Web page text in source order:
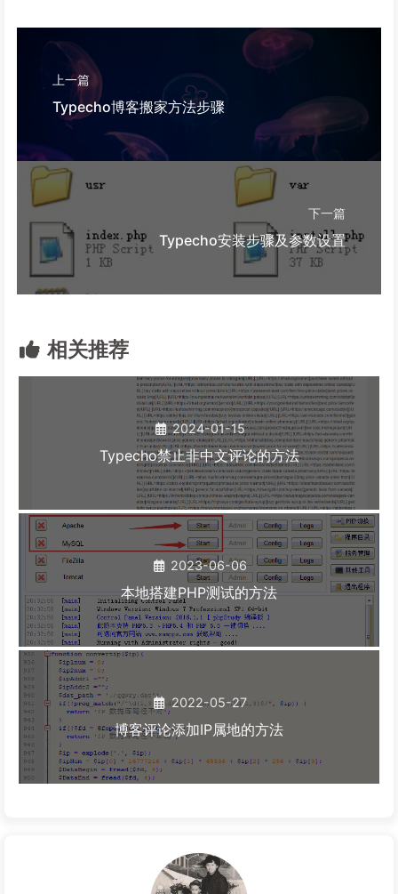
上一篇
Typecho博客搬家方法步骤
下一篇
Typecho安装步骤及参数设置
相关推荐
2024-01-15
Typecho禁止非中文评论的方法
2023-06-06
本地搭建PHP测试的方法
2022-05-27
博客评论添加IP属地的方法